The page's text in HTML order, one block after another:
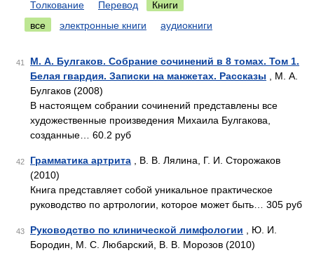
Толкование Перевод
Книги
все
электронные книги аудиокниги
41
М. А. Булгаков. Собрание сочинений в 8 томах. Том 1.
Белая гвардия. Записки на манжетах. Рассказы , М. А.
Булгаков (2008)
В настоящем собрании сочинений представлены все
художественные произведения Михаила Булгакова,
созданные… 60.2 руб
42 Грамматика артрита , В. В. Лялина, Г. И. Сторожаков
(2010)
Книга представляет собой уникальное практическое
руководство по артрологии, которое может быть… 305 руб
43 Руководство по клинической лимфологии , Ю. И.
Бородин, М. С. Любарский, В. В. Морозов (2010)